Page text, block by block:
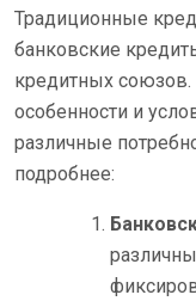
Традиционные
банковские
кредитных союзов.
особенности и
различные
подробнее: